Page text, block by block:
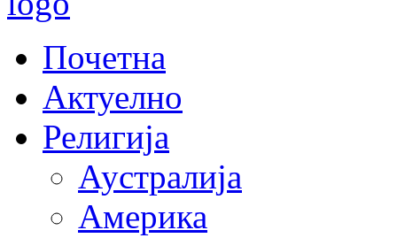
Почетна
Актуелно
Религија
Аустралија
Америка